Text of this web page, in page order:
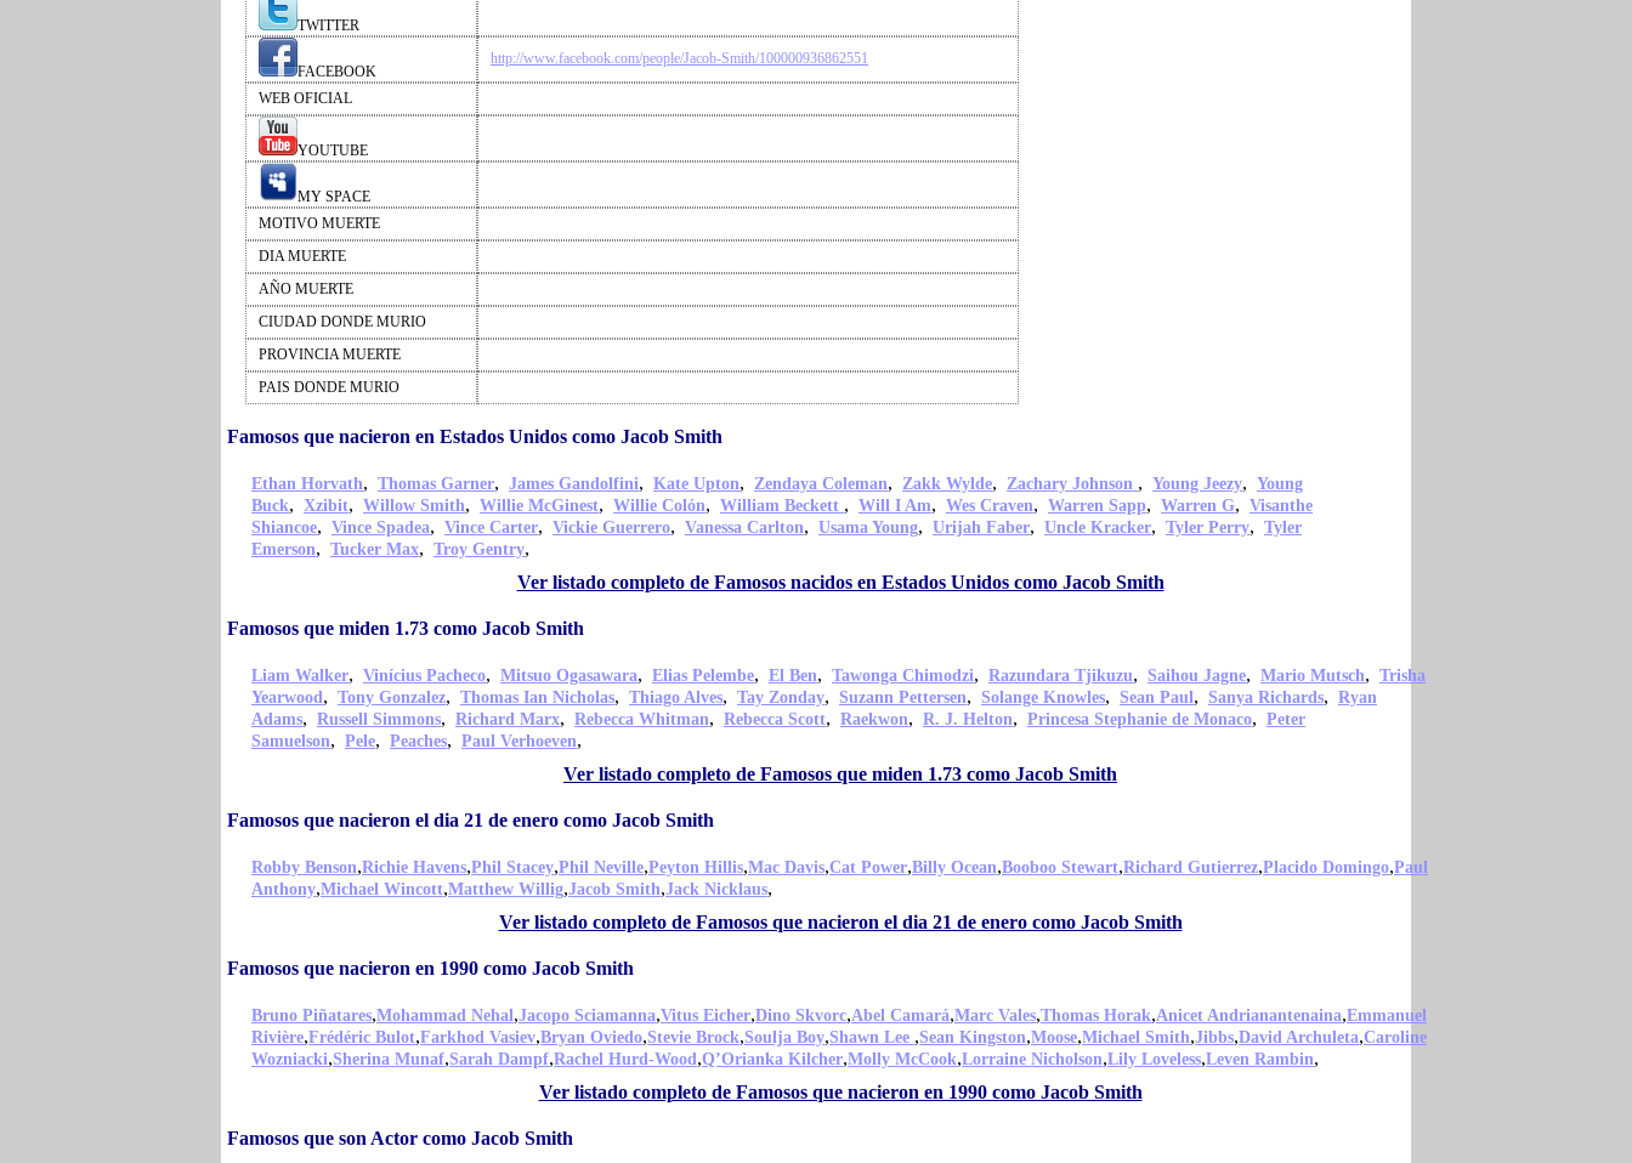
TWITTER
FACEBOOK
http://www.facebook.com/people/Jacob-Smith/100000936862551
WEB OFICIAL
YOUTUBE
MY SPACE
MOTIVO MUERTE
DIA MUERTE
AÑO MUERTE
CIUDAD DONDE MURIO
PROVINCIA MUERTE
PAIS DONDE MURIO
Famosos que nacieron en Estados Unidos como Jacob Smith
Ethan Horvath, Thomas Garner, James Gandolfini, Kate Upton, Zendaya Coleman, Zakk Wylde, Zachary Johnson , Young Jeezy, Young
Buck, Xzibit, Willow Smith, Willie McGinest, Willie Colón, William Beckett , Will I Am, Wes Craven, Warren Sapp, Warren G, Visanthe
Shiancoe, Vince Spadea, Vince Carter, Vickie Guerrero, Vanessa Carlton, Usama Young, Urijah Faber, Uncle Kracker, Tyler Perry, Tyler
Emerson, Tucker Max, Troy Gentry,
Ver listado completo de Famosos nacidos en Estados Unidos como Jacob Smith
Famosos que miden 1.73 como Jacob Smith
Liam Walker, Vinícius Pacheco, Mitsuo Ogasawara, Elias Pelembe, El Ben, Tawonga Chimodzi, Razundara Tjikuzu, Saihou Jagne, Mario Mutsch, Trisha
Yearwood, Tony Gonzalez, Thomas Ian Nicholas, Thiago Alves, Tay Zonday, Suzann Pettersen, Solange Knowles, Sean Paul, Sanya Richards, Ryan
Adams, Russell Simmons, Richard Marx, Rebecca Whitman, Rebecca Scott, Raekwon, R. J. Helton, Princesa Stephanie de Monaco, Peter
Samuelson, Pele, Peaches, Paul Verhoeven,
Ver listado completo de Famosos que miden 1.73 como Jacob Smith
Famosos que nacieron el dia 21 de enero como Jacob Smith
Robby Benson,Richie Havens,Phil Stacey,Phil Neville,Peyton Hillis,Mac Davis,Cat Power,Billy Ocean,Booboo Stewart,Richard Gutierrez,Placido Domingo,Paul
Anthony,Michael Wincott,Matthew Willig,Jacob Smith,Jack Nicklaus,
Ver listado completo de Famosos que nacieron el dia 21 de enero como Jacob Smith
Famosos que nacieron en 1990 como Jacob Smith
Bruno Piñatares,Mohammad Nehal,Jacopo Sciamanna,Vitus Eicher,Dino Skvorc,Abel Camará,Marc Vales,Thomas Horak,Anicet Andrianantenaina,Emmanuel
Rivière,Frédéric Bulot,Farkhod Vasiev,Bryan Oviedo,Stevie Brock,Soulja Boy,Shawn Lee ,Sean Kingston,Moose,Michael Smith,Jibbs,David Archuleta,Caroline
Wozniacki,Sherina Munaf,Sarah Dampf,Rachel Hurd-Wood,Q’Orianka Kilcher,Molly McCook,Lorraine Nicholson,Lily Loveless,Leven Rambin,
Ver listado completo de Famosos que nacieron en 1990 como Jacob Smith
Famosos que son Actor como Jacob Smith